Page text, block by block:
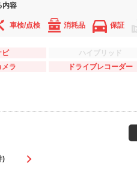
内容
車検/点検 消耗品 保証
ビ ハイブリッド
ラ
ドライブレコーダー
)